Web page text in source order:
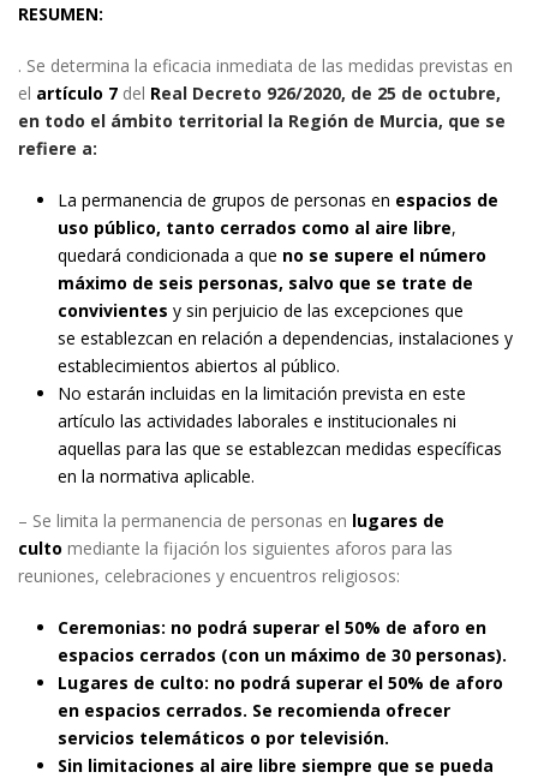
RESUMEN:
. Se determina la eficacia inmediata de las medidas previstas en
el artículo 7 del Real Decreto 926/2020, de 25 de octubre,
en todo el ámbito territorial la Región de Murcia, que se
refiere a:
La permanencia de grupos de personas en espacios de
uso público, tanto cerrados como al aire libre,
quedará condicionada a que no se supere el número
máximo de seis personas, salvo que se trate de
convivientes y sin perjuicio de las excepciones que
se establezcan en relación a dependencias, instalaciones y
establecimientos abiertos al público.
No estarán incluidas en la limitación prevista en este
artículo las actividades laborales e institucionales ni
aquellas para las que se establezcan medidas específicas
en la normativa aplicable.
– Se limita la permanencia de personas en lugares de
culto mediante la fijación los siguientes aforos para las
reuniones, celebraciones y encuentros religiosos:
Ceremonias: no podrá superar el 50% de aforo en
espacios cerrados (con un máximo de 30 personas).
Lugares de culto: no podrá superar el 50% de aforo
en espacios cerrados. Se recomienda ofrecer
servicios telemáticos o por televisión.
Sin limitaciones al aire libre siempre que se pueda